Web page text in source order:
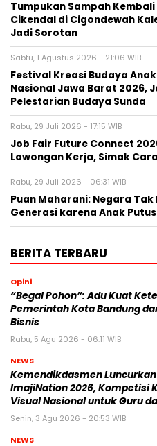
Tumpukan Sampah
Cikendal di Cigondewah
Jadi Sorotan
Sabtu, 1 Agustus 2026 - 21:06 WIB
Festival Kreasi Budaya
Nasional Jawa Barat 2026,
Pelestarian Budaya Sunda
Rabu, 29 Juli 2026 - 17:15 WIB
Job Fair Future Connect
Lowongan Kerja, Simak
Rabu, 29 Juli 2026 - 06:31 WIB
Puan Maharani: Negara
Generasi karena Anak
BERITA TERBARU
Opini
“Begal Pohon”: Adu Kuat
Pemerintah Kota Bandung
Bisnis
Rabu, 5 Agu 2026 - 06:11 WIB
NEWS
Kemendikdasmen Luncurkan
ImajiNation 2026, Kompetisi
Visual Nasional untuk Guru
Senin, 3 Agu 2026 - 20:53 WIB
NEWS